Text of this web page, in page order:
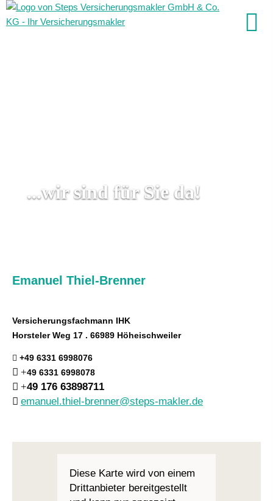
...wir sind für Sie da!
Emanuel Thiel-Brenner
Versicherungsfachmann IHK
Horsteler Weg 17 . 66989 Höheischweiler
+49 6331 6998076
+49 6331 6998078
+49 176 63898711
emanuel.thiel-brenner@steps-makler.de
Diese Karte wird von einem
Drittanbieter bereitgestellt